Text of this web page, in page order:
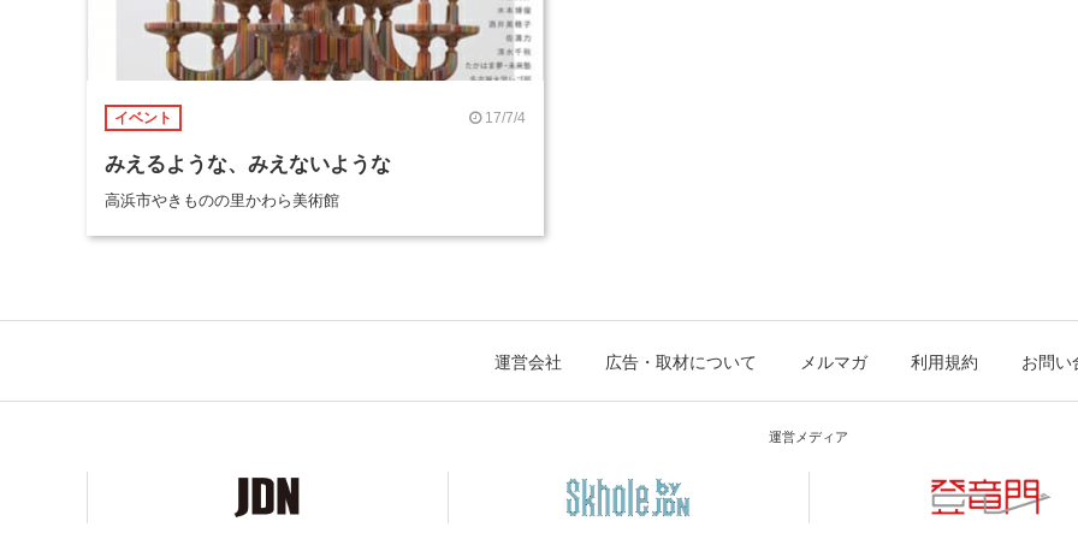
イベント 17/7/4
みえるような、みえないような
高浜市やきものの里かわら美術館
運営会社 広告・取材について メルマガ 利用規約 お問い
運営メディア